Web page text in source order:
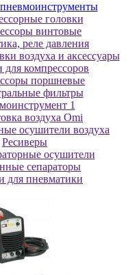
гoлoвки
винтoвыe
реле давления
воздуха и аксессуары
для компрессоров
поршневые
фильтры
1
воздуха Omi
осушители воздуха
Ресиверы
осушители
сепараторы
для пневматики